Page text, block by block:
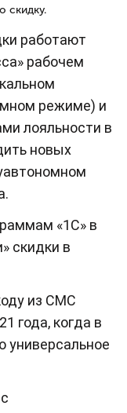
скидку.
работают
рабочем
режиме) и
лояльности в
новых
«1С» в
скидки в
из СМС
года, когда в
универсальное